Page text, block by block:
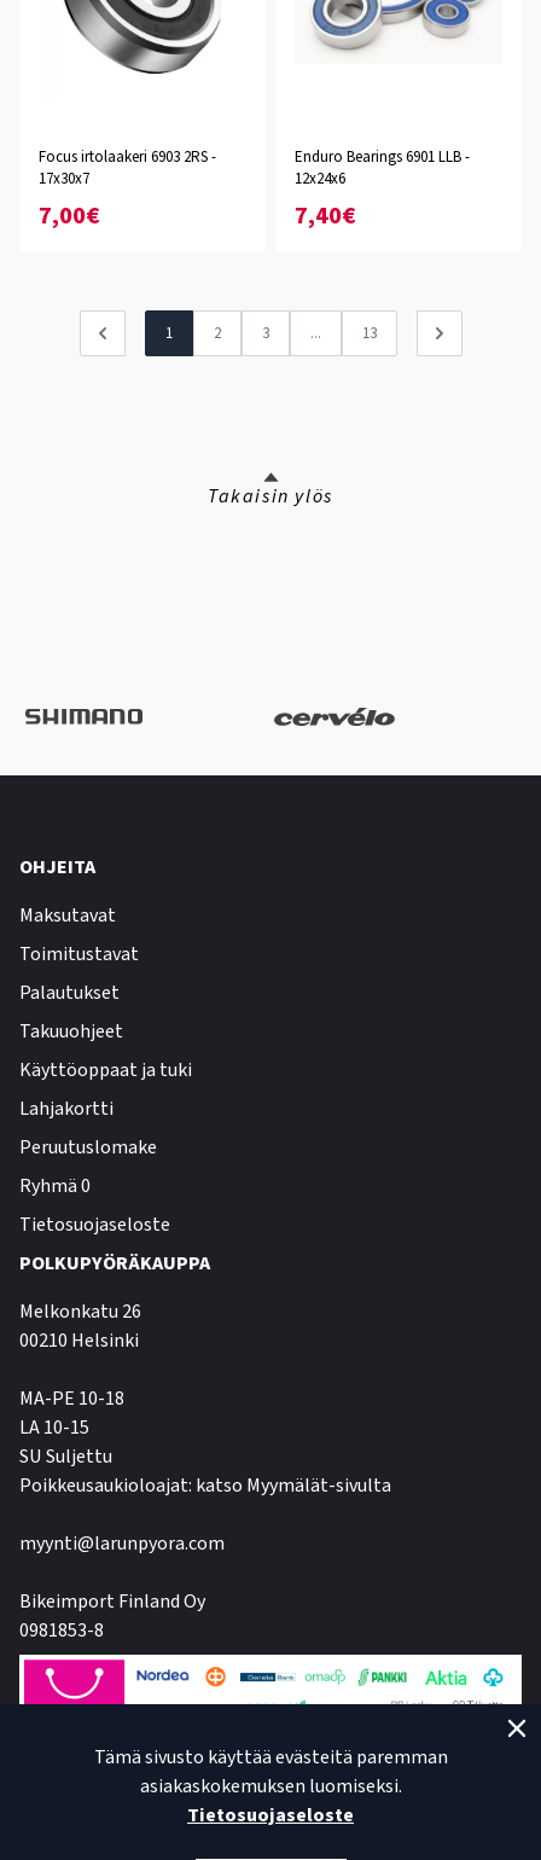
Focus irtolaakeri 6903 2RS -
17x30x7
7,00€
Enduro Bearings 6901 LLB -
12x24x6
7,40€
1 2 3 ... 13
Takaisin ylös
OHJEITA
Maksutavat
Toimitustavat
Palautukset
Takuuohjeet
Käyttöoppaat ja tuki
Lahjakortti
Peruutuslomake
Ryhmä 0
Tietosuojaseloste
POLKUPYÖRÄKAUPPA
Melkonkatu 26
00210 Helsinki
MA-PE 10-18
LA 10-15
SU Suljettu
Poikkeusaukioloajat: katso Myymälät-sivulta
myynti@larunpyora.com
Bikeimport Finland Oy
0981853-8
Tämä sivusto käyttää evästeitä paremman
asiakaskokemuksen luomiseksi.
Tietosuojaseloste